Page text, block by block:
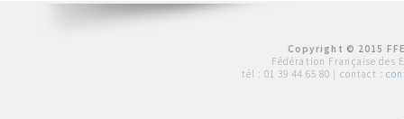
Copyright © 2015
Fédération Française des
tél : 01 39 44 65 80 | contact :